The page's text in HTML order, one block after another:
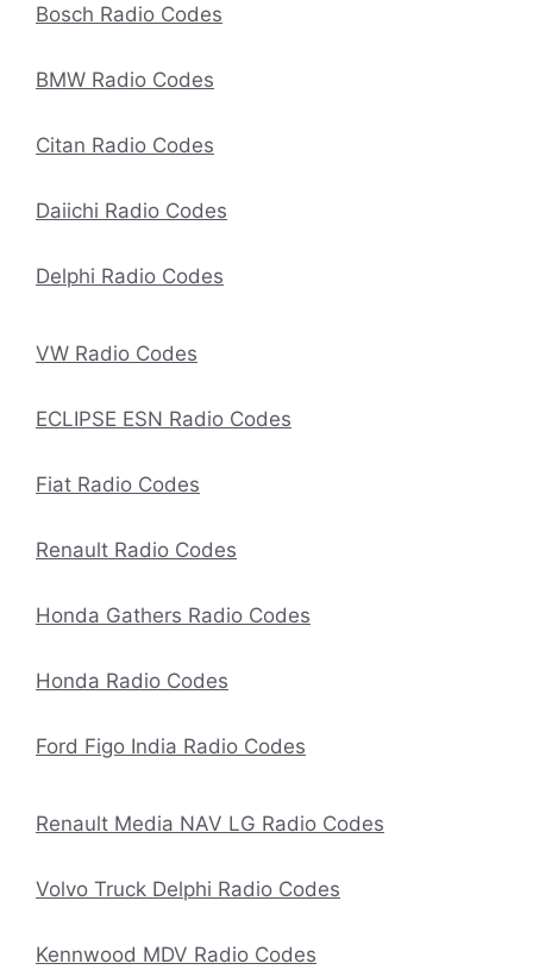
Bosch Radio Codes
BMW Radio Codes
Citan Radio Codes
Daiichi Radio Codes
Delphi Radio Codes
VW Radio Codes
ECLIPSE ESN Radio Codes
Fiat Radio Codes
Renault Radio Codes
Honda Gathers Radio Codes
Honda Radio Codes
Ford Figo India Radio Codes
Renault Media NAV LG Radio Codes
Volvo Truck Delphi Radio Codes
Kennwood MDV Radio Codes